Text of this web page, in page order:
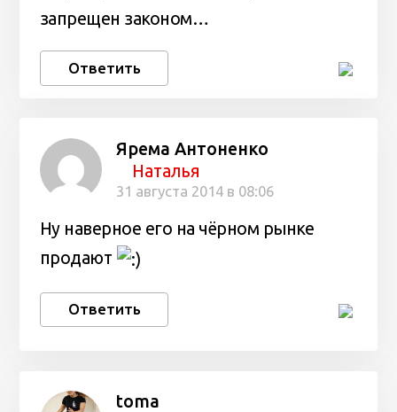
запрещен законом…
Ответить
Ярема Антоненко
Наталья
31 августа 2014 в 08:06
Ну наверное его на чёрном рынке
продают
Ответить
toma